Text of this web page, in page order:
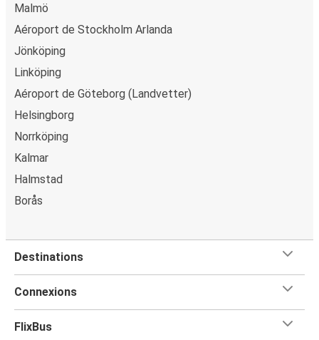
Malmö
Aéroport de Stockholm Arlanda
Jönköping
Linköping
Aéroport de Göteborg (Landvetter)
Helsingborg
Norrköping
Kalmar
Halmstad
Borås
Destinations
Connexions
FlixBus